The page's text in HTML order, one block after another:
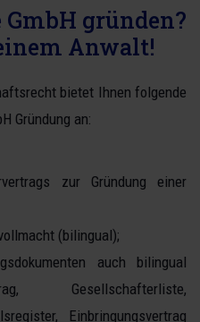
gründen?
Anwalt!
bietet Ihnen folgende
Gründung an:
zur Gründung einer
(bilingual);
auch bilingual
Gesellschafterliste,
Einbringungsvertrag